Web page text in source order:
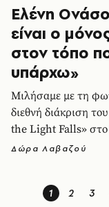
Ελένη
είναι ο
στον τόπο
υπάρχω»
Μιλήσαμε με τη
διεθνή διάκριση
the Light Falls» στο
Δώρα Λαβαζού
1 2 3